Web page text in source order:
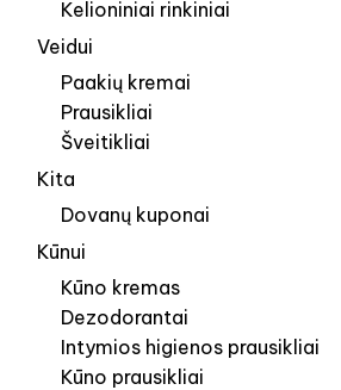
Kelioniniai rinkiniai
Veidui
Paakių kremai
Prausikliai
Šveitikliai
Kita
Dovanų kuponai
Kūnui
Kūno kremas
Dezodorantai
Intymios higienos prausikliai
Kūno prausikliai